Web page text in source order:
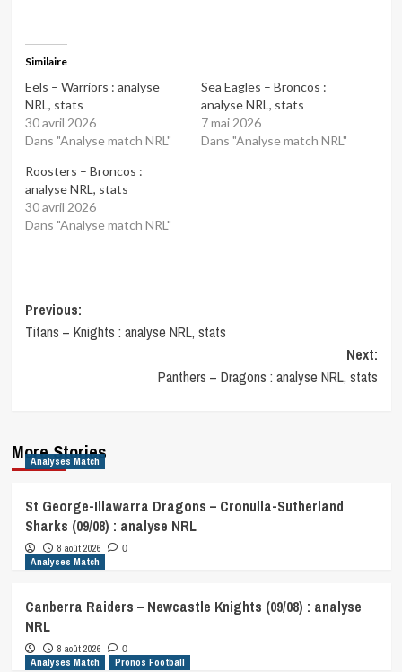
Similaire
Eels – Warriors : analyse
NRL, stats
30 avril 2026
Dans "Analyse match NRL"
Sea Eagles – Broncos :
analyse NRL, stats
7 mai 2026
Dans "Analyse match NRL"
Roosters – Broncos :
analyse NRL, stats
30 avril 2026
Dans "Analyse match NRL"
Post
navigation
Previous:
Titans – Knights : analyse NRL, stats
Next:
Panthers – Dragons : analyse NRL, stats
More Stories
Analyses Match
St George-Illawarra Dragons – Cronulla-Sutherland
Sharks (09/08) : analyse NRL
8 août 2026 0
Analyses Match
Canberra Raiders – Newcastle Knights (09/08) : analyse
NRL
8 août 2026 0
Analyses Match Pronos Football